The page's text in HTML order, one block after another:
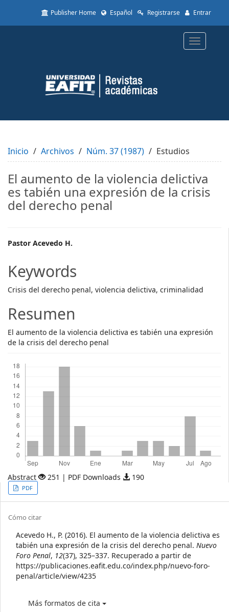
to
Content
Sidebar
Publisher Home Español Registrarse Entrar
Toggle
Inicio Archivos Núm. 37 (1987) Estudios
El aumento de la violencia delictiva
es tabién una expresión de la crisis
del derecho penal
Main
Article
Content
Pastor Acevedo H.
Keywords
Crisis del derecho penal, violencia delictiva, criminalidad
Resumen
El aumento de la violencia delictiva es tabién una expresión
de la crisis del derecho penal
Abstract 251 | PDF Downloads 190
Article
Sidebar
PDF
Article
Details
Cómo citar
Acevedo H., P. (2016). El aumento de la violencia delictiva es
tabién una expresión de la crisis del derecho penal. Nuevo
Foro Penal, 12(37), 325–337. Recuperado a partir de
https://publicaciones.eafit.edu.co/index.php/nuevo-foro-
penal/article/view/4235
Más formatos de cita